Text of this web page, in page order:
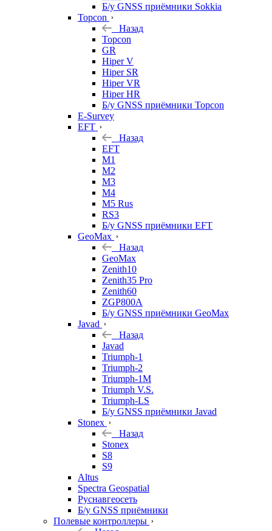
Б/у GNSS приёмники Sokkia
Topcon
Назад
Topcon
GR
Hiper V
Hiper SR
Hiper VR
Hiper HR
Б/у GNSS приёмники Topcon
E-Survey
EFT
Назад
EFT
M1
M2
M3
M4
M5 Rus
RS3
Б/у GNSS приёмники EFT
GeoMax
Назад
GeoMax
Zenith10
Zenith35 Pro
Zenith60
ZGP800A
Б/у GNSS приёмники GeoMax
Javad
Назад
Javad
Triumph-1
Triumph-2
Triumph-1M
Triumph V.S.
Triumph-LS
Б/у GNSS приёмники Javad
Stonex
Назад
Stonex
S8
S9
Altus
Spectra Geospatial
Руснавгеосеть
Б/у GNSS приёмники
Полевые контроллеры